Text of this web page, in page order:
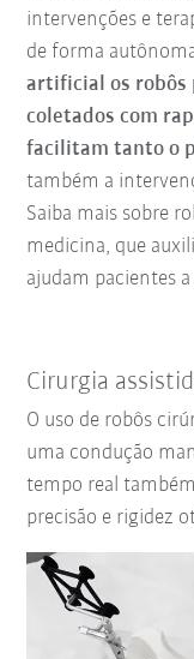
intervenções e
de forma
artificial os robôs
coletados com
facilitam tanto o
também a
Saiba mais sobre
medicina, que
ajudam pacientes
Cirurgia
O uso de robôs
uma condução
tempo real
precisão e rigidez